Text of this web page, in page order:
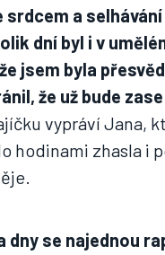
srdcem a
dní byl i v
jsem byla
že už bude zase
vypráví Jana,
hodinami zhasla i
dny se najednou